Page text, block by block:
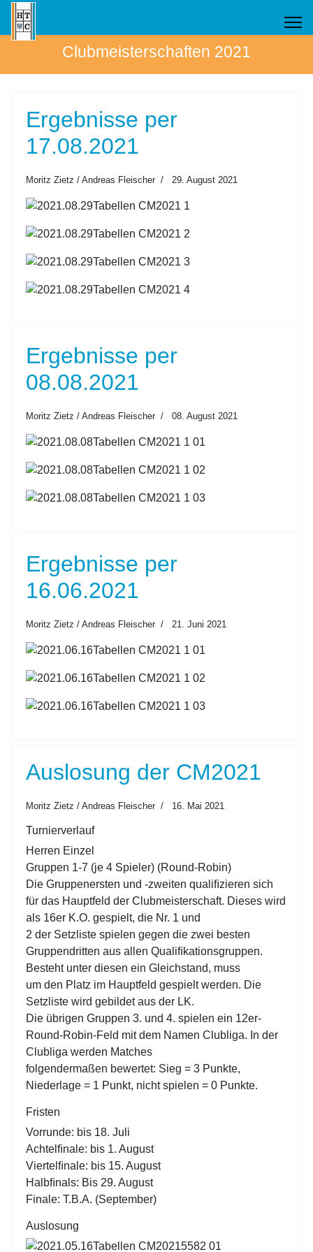
Clubmeisterschaften 2021
Ergebnisse per
17.08.2021
Moritz Zietz / Andreas Fleischer 29. August 2021
Ergebnisse per
08.08.2021
Moritz Zietz / Andreas Fleischer 08. August 2021
Ergebnisse per
16.06.2021
Moritz Zietz / Andreas Fleischer 21. Juni 2021
Auslosung der CM2021
Moritz Zietz / Andreas Fleischer 16. Mai 2021
Turnierverlauf
Herren Einzel
Gruppen 1-7 (je 4 Spieler) (Round-Robin)
Die Gruppenersten und -zweiten qualiﬁzieren sich
für das Hauptfeld der Clubmeisterschaft. Dieses wird
als 16er K.O. gespielt, die Nr. 1 und
2 der Setzliste spielen gegen die zwei besten
Gruppendritten aus allen Qualiﬁkationsgruppen.
Besteht unter diesen ein Gleichstand, muss
um den Platz im Hauptfeld gespielt werden. Die
Setzliste wird gebildet aus der LK.
Die übrigen Gruppen 3. und 4. spielen ein 12er-
Round-Robin-Feld mit dem Namen Clubliga. In der
Clubliga werden Matches
folgendermaßen bewertet: Sieg = 3 Punkte,
Niederlage = 1 Punkt, nicht spielen = 0 Punkte.
Fristen
Vorrunde: bis 18. Juli
Achtelﬁnale: bis 1. August
Viertelﬁnale: bis 15. August
Halbﬁnals: Bis 29. August
Finale: T.B.A. (September)
Auslosung